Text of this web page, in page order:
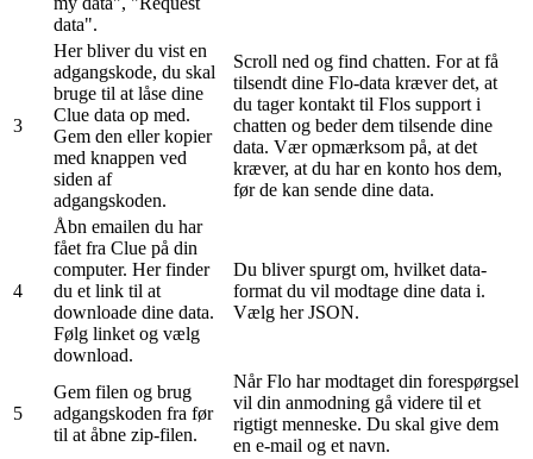
data".
3
Her bliver du vist en
adgangskode, du skal
bruge til at låse dine
Clue data op med.
Gem den eller kopier
med knappen ved
siden af
adgangskoden.
Scroll ned og find chatten. For at få
tilsendt dine Flo-data kræver det, at
du tager kontakt til Flos support i
chatten og beder dem tilsende dine
data. Vær opmærksom på, at det
kræver, at du har en konto hos dem,
før de kan sende dine data.
4
Åbn emailen du har
fået fra Clue på din
computer. Her finder
du et link til at
downloade dine data.
Følg linket og vælg
download.
Du bliver spurgt om, hvilket data-
format du vil modtage dine data i.
Vælg her JSON.
5
Gem filen og brug
adgangskoden fra før
til at åbne zip-filen.
Når Flo har modtaget din forespørgsel
vil din anmodning gå videre til et
rigtigt menneske. Du skal give dem
en e-mail og et navn.